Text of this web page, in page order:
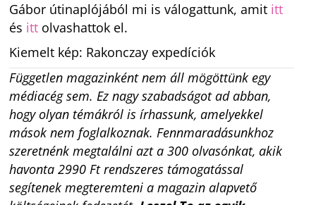
Gábor útinaplójából mi is válogattunk, amit itt
és itt olvashattok el.
Kiemelt kép: Rakonczay expedíciók
Független magazinként nem áll mögöttünk egy
médiacég sem. Ez nagy szabadságot ad abban,
hogy olyan témákról is írhassunk, amelyekkel
mások nem foglalkoznak. Fennmaradásunkhoz
szeretnénk megtalálni azt a 300 olvasónkat, akik
havonta 2990 Ft rendszeres támogatással
segítenek megteremteni a magazin alapvető